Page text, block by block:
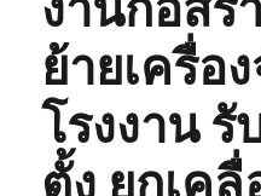
ย้ายเครื่อ
โรงงาน
ตั้ง ยกเค